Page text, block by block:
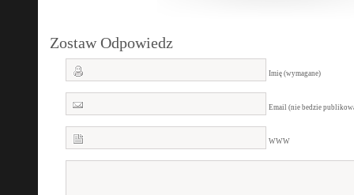
Zostaw Odpowiedz
Imię (wymagane)
Email (nie bedzie
WWW